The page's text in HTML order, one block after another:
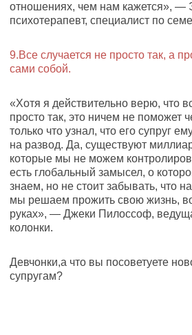
отношениях, чем нам кажется», —
психотерапевт, специалист по
9.Все случается не просто так, а
сами собой.
«Хотя я действительно верю, что
просто так, это ничем не поможет
только что узнал, что его супруг
на развод. Да, существуют
которые мы не можем
есть глобальный замысел, о
знаем, но не стоит забывать, что
мы решаем прожить свою жизнь,
руках», — Джеки Пилоссоф,
колонки.
Девчонки,а что вы посоветуете
супругам?